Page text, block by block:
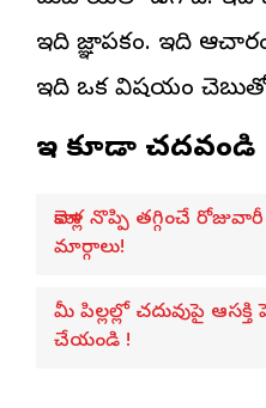
ఇది జ్ఞాపకం. ఇది
ఇది ఒక విషయం
ఇవి కూడా చదవండి
మోకాళ్ల నొప్పి తగ్గించే
మార్గాలు!
మీ పిల్లల్లో చదువుపై
చేయండి !